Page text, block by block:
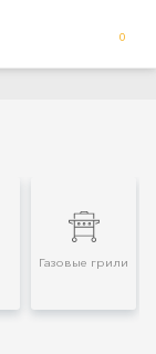
0
Газовые грили